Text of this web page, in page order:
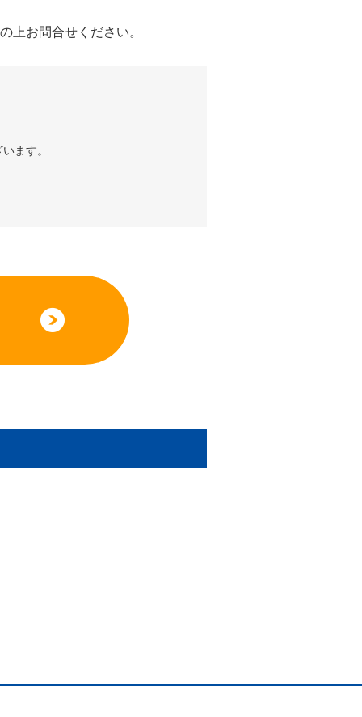
上お問合せください。
ます。